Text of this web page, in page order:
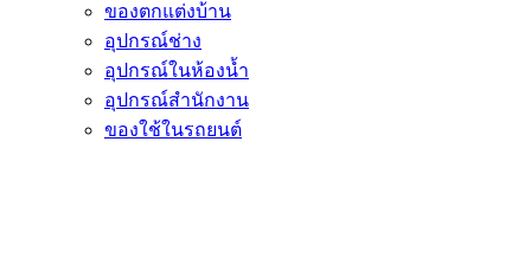
ของตกแต่งบ้าน
อุปกรณ์ช่าง
อุปกรณ์ในห้องน้ำ
อุปกรณ์สำนักงาน
ของใช้ในรถยนต์